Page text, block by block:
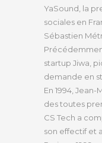
YaSound, la
sociales en
Sébastien
startup Jiwa,
demande en
En 1994, Jean-
des toutes
CS Tech a
son effectif et